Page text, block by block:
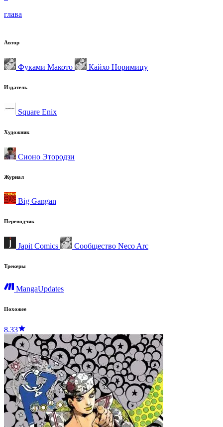
глава
Автор
Фуками Макото Кайхо Норимицу
Издатель
Square Enix
Художник
Сионо Этородзи
Журнал
Big Gangan
Переводчик
Japit Comics Сообщество Neсo Arc
Трекеры
MangaUpdates
Похожее
8.33